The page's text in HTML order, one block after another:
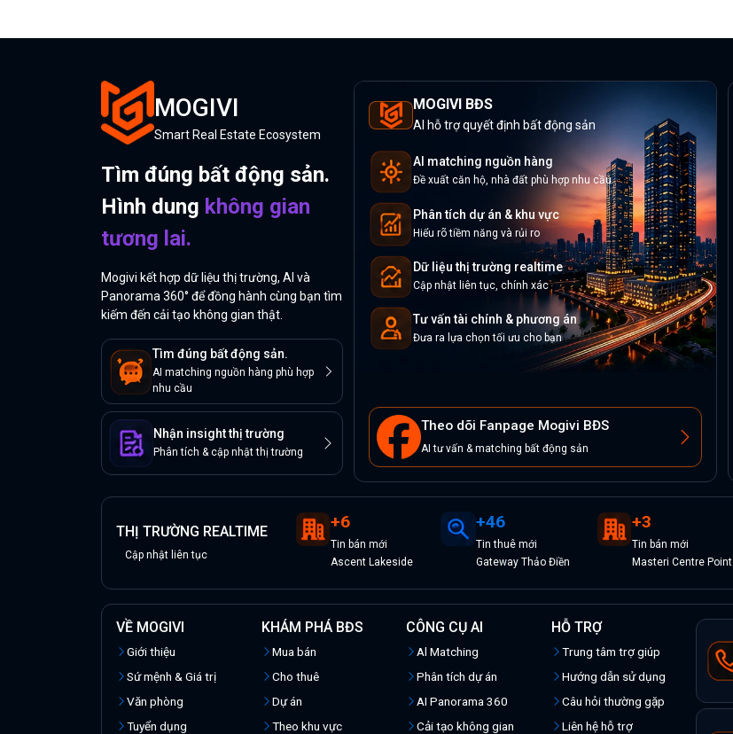
MOGIVI
Smart Real Estate Ecosystem
Tìm đúng bất động sản.
Hình dung không gian
tương lai.
Mogivi kết hợp dữ liệu thị trường, AI và
Panorama 360° để đồng hành cùng bạn tìm
kiếm đến cải tạo không gian thật.
Tìm đúng bất động sản.
AI matching nguồn hàng phù hợp
nhu cầu
Nhận insight thị trường
Phân tích & cập nhật thị trường
MOGIVI BĐS
AI hỗ trợ quyết định bất động sản
AI matching nguồn hàng
Đề xuất căn hộ, nhà đất phù hợp nhu cầu
Phân tích dự án & khu vực
Hiểu rõ tiềm năng và rủi ro
Dữ liệu thị trường realtime
Cập nhật liên tục, chính xác
Tư vấn tài chính & phương án
Đưa ra lựa chọn tối ưu cho bạn
Theo dõi Fanpage Mogivi BĐS
AI tư vấn & matching bất động sản
THỊ TRƯỜNG REALTIME
Cập nhật liên tục
+6
Tin bán mới
Ascent Lakeside
+46
Tinthuêmới
Gateway Thảo Điền
+3
Tin bán mới
Masteri Centre Point
VỀ MOGIVI
Giới thiệu
Sứ mệnh & Giá trị
Văn phòng
Tuyển dụng
KHÁM PHÁ BĐS
Mua bán
Cho thuê
Dự án
Theo khu vực
CÔNG CỤ AI
Al Matching
Phân tích dự án
AI Panorama 360
Cải tạo không gian
HỖ TRỢ
Trung tâm trợ giúp
Hướng dẫn sử dụng
Câu hỏi thường gặp
Liên hệ hỗ trợ